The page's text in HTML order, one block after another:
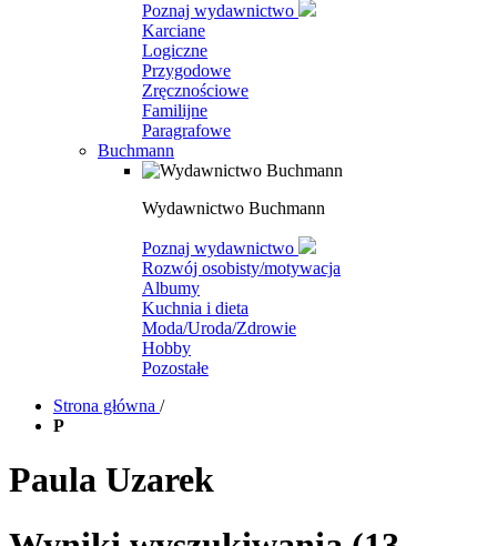
Poznaj wydawnictwo
Karciane
Logiczne
Przygodowe
Zręcznościowe
Familijne
Paragrafowe
Buchmann
Wydawnictwo Buchmann
Poznaj wydawnictwo
Rozwój osobisty/motywacja
Albumy
Kuchnia i dieta
Moda/Uroda/Zdrowie
Hobby
Pozostałe
Strona główna /
P
Paula Uzarek